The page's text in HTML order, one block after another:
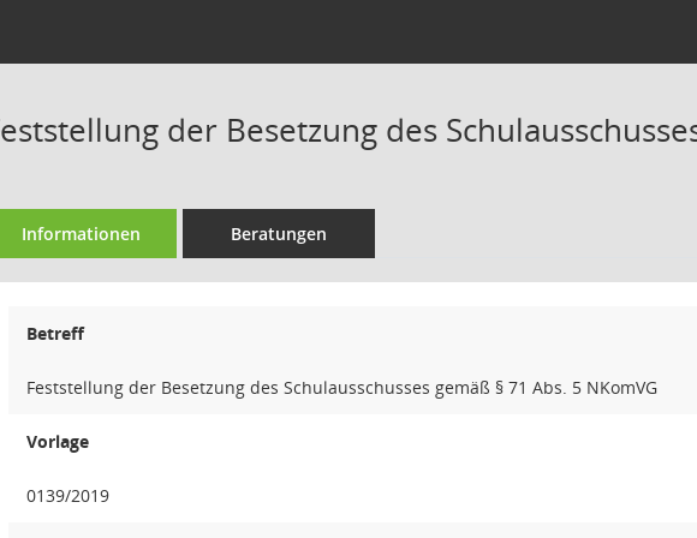
der Besetzung des
Informationen Beratungen
Betreff
Feststellung der Besetzung des Schulausschusses gemäß § 71 Abs. 5 NKomVG
Vorlage
0139/2019